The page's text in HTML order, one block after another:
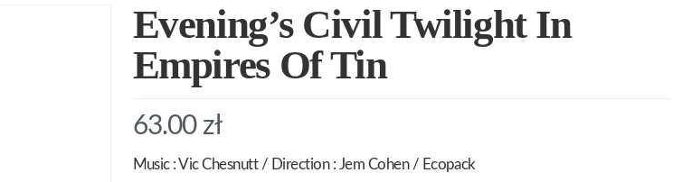
Evening’s Civil Twilight In
Empires Of Tin
63.00 zł
Music : Vic Chesnutt / Direction : Jem Cohen / Ecopack